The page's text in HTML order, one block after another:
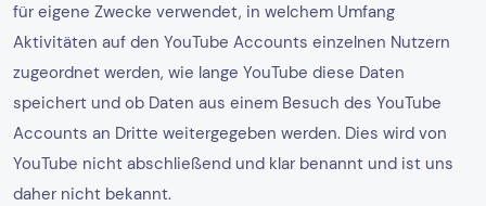
für eigene Zwecke verwendet, in welchem Umfang
Aktivitäten auf den YouTube Accounts einzelnen Nutzern
zugeordnet werden, wie lange YouTube diese Daten
speichert und ob Daten aus einem Besuch des YouTube
Accounts an Dritte weitergegeben werden. Dies wird von
YouTube nicht abschließend und klar benannt und ist uns
daher nicht bekannt.